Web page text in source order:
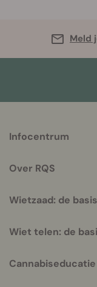
Meld
helpful
Infocentrum
Over RQS
Wietzaad: de basis
Wiet telen: de
Cannabiseducatie